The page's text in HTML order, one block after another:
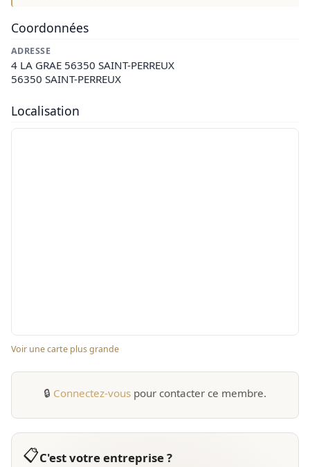
Coordonnées
ADRESSE
4 LA GRAE 56350 SAINT-PERREUX
56350 SAINT-PERREUX
Localisation
Voir une carte plus grande
🔒 Connectez-vous pour contacter ce membre.
📋C'est votre entreprise ?